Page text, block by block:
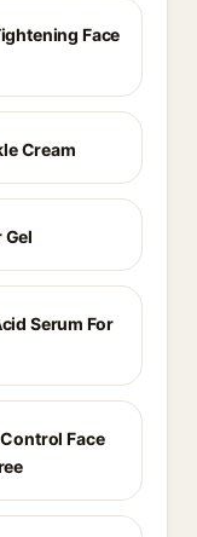
Face
Cream
Gel
Serum For
Face